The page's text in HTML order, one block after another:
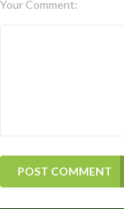
Your Comment:
POST COMMENT